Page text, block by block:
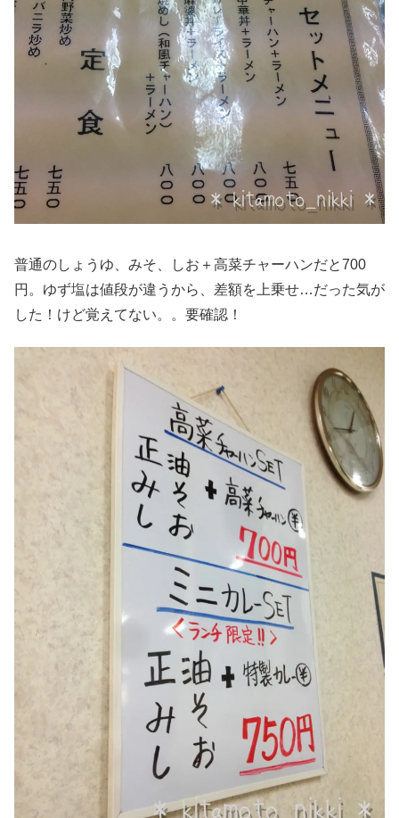
普通のしょうゆ、みそ、しお＋高菜チャーハンだと700
円。ゆず塩は値段が違うから、差額を上乗せ…だった気が
した！けど覚えてない。。要確認！